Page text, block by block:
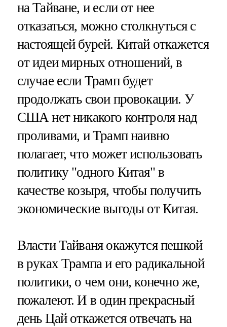
на Тайване, и если от нее
отказаться, можно столкнуться с
настоящей бурей. Китай откажется
от идеи мирных отношений, в
случае если Трамп будет
продолжать свои провокации. У
США нет никакого контроля над
проливами, и Трамп наивно
полагает, что может использовать
политику "одного Китая" в
качестве козыря, чтобы получить
экономические выгоды от Китая.
Власти Тайваня окажутся пешкой
в руках Трампа и его радикальной
политики, о чем они, конечно же,
пожалеют. И в один прекрасный
день Цай откажется отвечать на